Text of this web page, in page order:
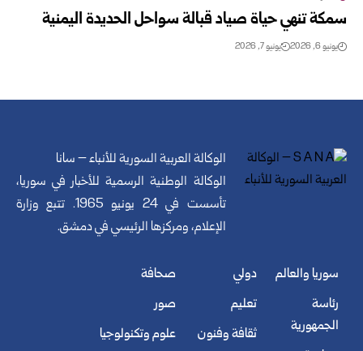
سمكة تنهي حياة صياد قبالة سواحل الحديدة اليمنية
يونيو 6, 2026 يونيو 7, 2026
الوكالة العربية السورية للأنباء – سانا
الوكالة الوطنية الرسمية للأخبار في سوريا،
تأسست في 24 يونيو 1965. تتبع وزارة
الإعلام، ومركزها الرئيسي في دمشق.
سوريا والعالم
رئاسة
الجمهورية
دولي
تعليم
ثقافة وفنون
صحافة
صور
علوم وتكنولوجيا